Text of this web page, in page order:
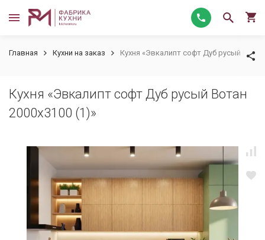
Главная Кухни на заказ Кухня «Эвкалипт софт Дуб русый Вотан
Кухня «Эвкалипт софт Дуб русый Вотан
2000х3100 (1)»